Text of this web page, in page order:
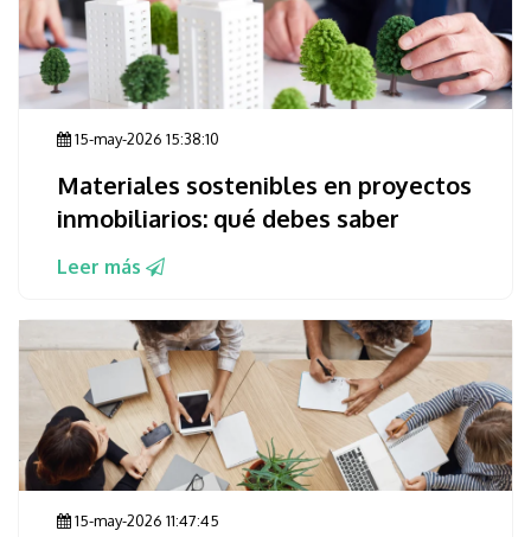
15-may-2026 15:38:10
Materiales sostenibles en proyectos
inmobiliarios: qué debes saber
Leer más
15-may-2026 11:47:45